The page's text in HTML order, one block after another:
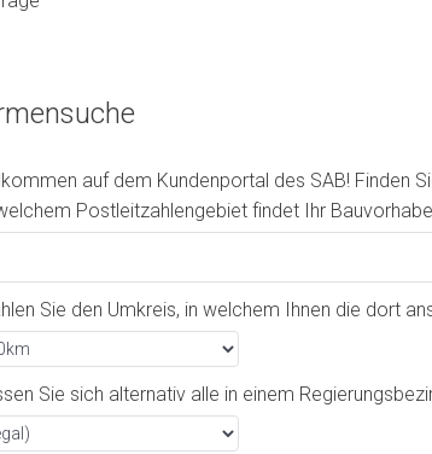
auf dem Kundenportal des SAB! Finden
Postleitzahlengebiet findet Ihr
Sie den Umkreis, in welchem Ihnen die dort
Sie sich alternativ alle in einem